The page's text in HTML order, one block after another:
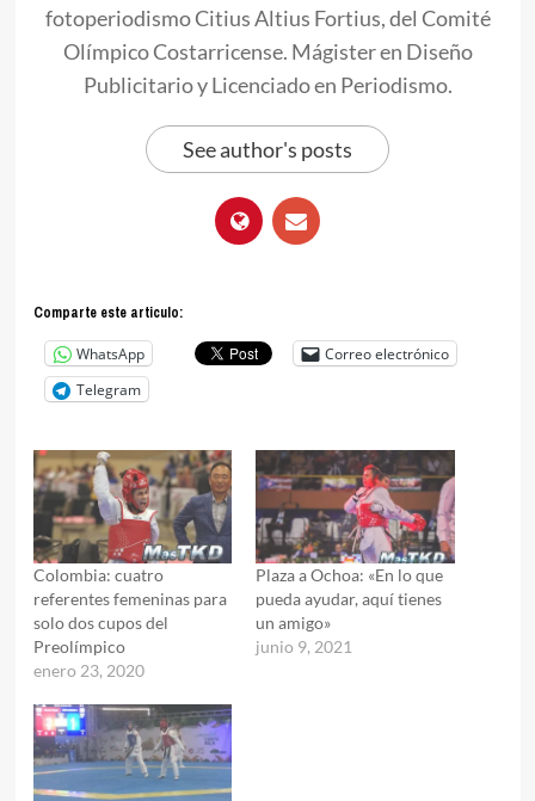
fotoperiodismo Citius Altius Fortius, del Comité
Olímpico Costarricense. Mágister en Diseño
Publicitario y Licenciado en Periodismo.
See author's posts
Comparte este articulo:
WhatsApp
Correo electrónico
Telegram
Colombia: cuatro
referentes femeninas para
solo dos cupos del
Preolímpico
enero 23, 2020
Plaza a Ochoa: «En lo que
pueda ayudar, aquí tienes
un amigo»
junio 9, 2021